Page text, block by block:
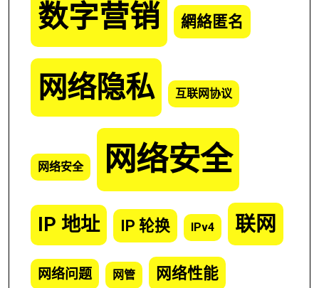
数字营销 網絡匿名
网络隐私 互联网协议
网络安全 网络安全
IP 地址 IP 轮换 IPv4 联网
网络问题 网管 网络性能